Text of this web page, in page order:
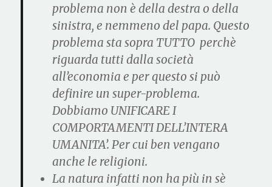
problema non è della destra o della
sinistra, e nemmeno del papa. Questo
problema sta sopra TUTTO perchè
riguarda tutti dalla società
all’economia e per questo si può
definire un super-problema.
Dobbiamo UNIFICARE I
COMPORTAMENTI DELL’INTERA
UMANITA’. Per cui ben vengano
anche le religioni.
La natura infatti non ha più in sè